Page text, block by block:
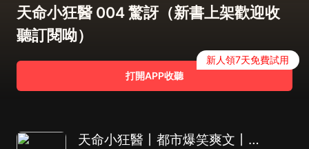
天命小狂醫 004 驚訝（新書上架歡迎收
聽訂閱呦）
打開APP收聽
新人領7天免費試用
天命小狂醫丨都市爆笑爽文丨毛蛋，筱筱演播